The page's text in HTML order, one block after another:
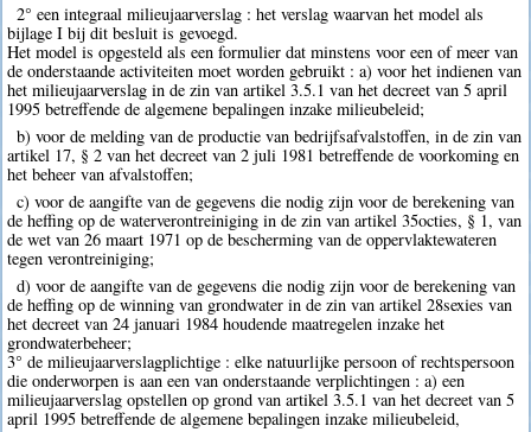
2° een integraal milieujaarverslag : het verslag waarvan het model als
bijlage I bij dit besluit is gevoegd.
Het model is opgesteld als een formulier dat minstens voor een of meer van
de onderstaande activiteiten moet worden gebruikt : a) voor het indienen van
het milieujaarverslag in de zin van artikel 3.5.1 van het decreet van 5 april
1995 betreffende de algemene bepalingen inzake milieubeleid;
b) voor de melding van de productie van bedrijfsafvalstoffen, in de zin van
artikel 17, § 2 van het decreet van 2 juli 1981 betreffende de voorkoming en
het beheer van afvalstoffen;
c) voor de aangifte van de gegevens die nodig zijn voor de berekening van
de heffing op de waterverontreiniging in de zin van artikel 35octies, § 1, van
de wet van 26 maart 1971 op de bescherming van de oppervlaktewateren
tegen verontreiniging;
d) voor de aangifte van de gegevens die nodig zijn voor de berekening van
de heffing op de winning van grondwater in de zin van artikel 28sexies van
het decreet van 24 januari 1984 houdende maatregelen inzake het
grondwaterbeheer;
3° de milieujaarverslagplichtige : elke natuurlijke persoon of rechtspersoon
die onderworpen is aan een van onderstaande verplichtingen : a) een
milieujaarverslag opstellen op grond van artikel 3.5.1 van het decreet van 5
april 1995 betreffende de algemene bepalingen inzake milieubeleid,